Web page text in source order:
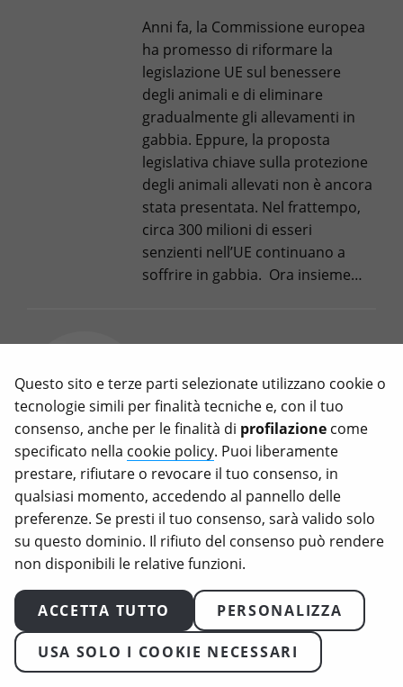
Anni fa, la Commissione europea
ha promesso di riformare la
legislazione UE sul benessere
degli animali e di eliminare
gradualmente gli allevamenti in
gabbia. Eppure, la proposta
legislativa chiave sulla protezione
degli animali allevati non è ancora
stata presentata. Nel frattempo,
circa 300 milioni di esseri
senzienti nell’UE continuano a
soffrire in gabbia. Ora insieme…
UE sui nomi veg è una
legge inutile (e ipocrita)
Marzo 11, 2026
C’è voluto quasi un decennio di
battaglie, voti e capovolgimenti
per arrivare a uno dei risultati più
surreali della legislazione europea
recente, quello sul meat
sounding: d’ora in poi, chiamare
“bistecca” un prodotto a base
vegetale sarà illegale in Europa.
Cos’è il meat sounding e perché
l’UE vuole vietarlo Il “meat
Questo sito e terze parti selezionate utilizzano cookie o
tecnologie simili per finalità tecniche e, con il tuo
consenso, anche per le finalità di profilazione come
specificato nella cookie policy. Puoi liberamente
prestare, rifiutare o revocare il tuo consenso, in
qualsiasi momento, accedendo al pannello delle
preferenze. Se presti il tuo consenso, sarà valido solo
su questo dominio. Il rifiuto del consenso può rendere
non disponibili le relative funzioni.
ACCETTA TUTTO PERSONALIZZA
USA SOLO I COOKIE NECESSARI